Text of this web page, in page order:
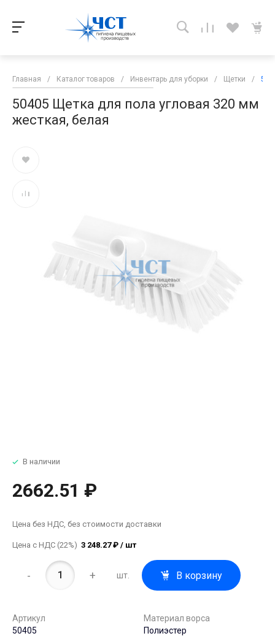
Главная / Каталог товаров / Инвентарь для уборки / Щетки /
50405 Щетка для пола угловая 320 мм
жесткая, белая
В наличии
2662.51 ₽
Цена без НДС, без стоимости доставки
Цена с НДС (22%) 3 248.27 ₽ / шт
- + шт. В корзину
Артикул
50405
Материал ворса
Полиэстер